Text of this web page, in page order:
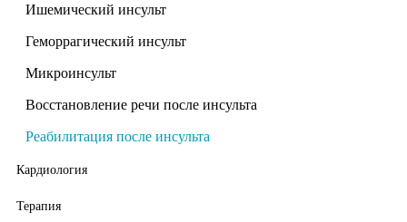
Ишемический инсульт
Геморрагический инсульт
Микроинсульт
Восстановление речи после инсульта
Реабилитация после инсульта
Кардиология
Терапия